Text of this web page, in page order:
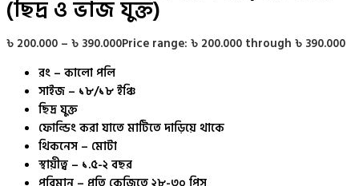
(ছিদ্র ও ভাজ যুক্ত)
৳ 200.000 – ৳ 390.000Price range: ৳ 200.000 through ৳ 390.000
রং – কালো পলি
সাইজ – ১৮/১৮ ইঞ্চি
ছিদ্র যুক্ত
ফোল্ডিং করা যাতে মাটিতে দাড়িয়ে থাকে
থিকনেস – মোটা
স্থায়ীত্ব – ১.৫-২ বছর